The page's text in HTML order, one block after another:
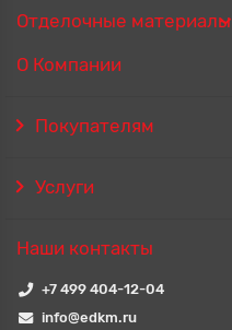
Отделочные материалы
О Компании
Покупателям
Услуги
Наши контакты
+7 499 404-12-04
info@edkm.ru